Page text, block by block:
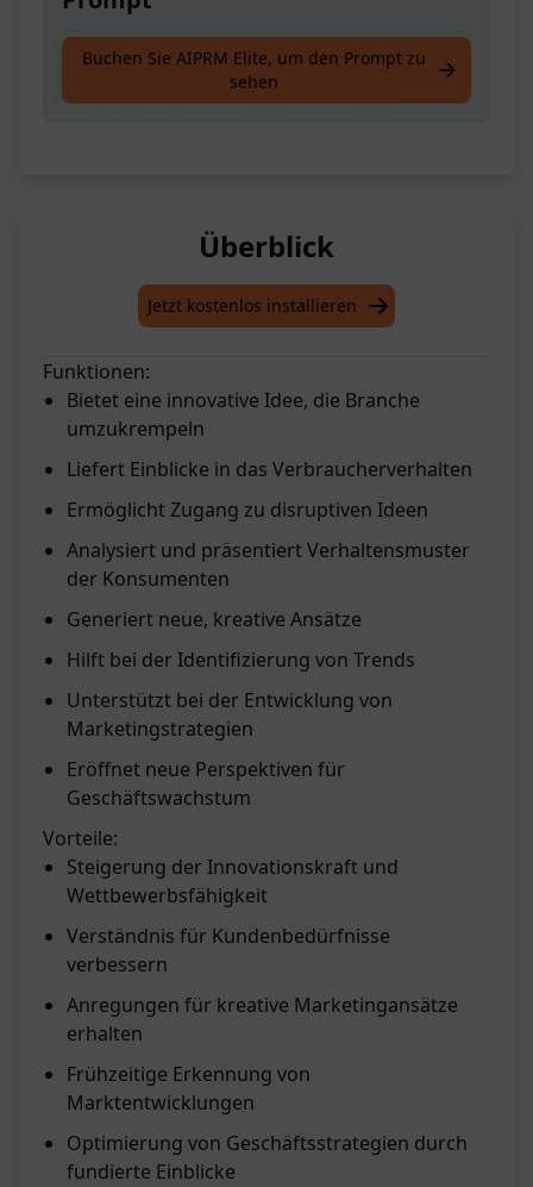
Erhalte 1. Eine innovative Idee und 2.
Einsichten zum Verbraucherverhalten
Buchen Sie AIPRM Elite, um den Prompt zu
sehen
Überblick
Jetzt kostenlos installieren
Funktionen:
Bietet eine innovative Idee, die Branche
umzukrempeln
Liefert Einblicke in das Verbraucherverhalten
Ermöglicht Zugang zu disruptiven Ideen
Analysiert und präsentiert Verhaltensmuster
der Konsumenten
Generiert neue, kreative Ansätze
Hilft bei der Identifizierung von Trends
Unterstützt bei der Entwicklung von
Marketingstrategien
Eröffnet neue Perspektiven für
Geschäftswachstum
Vorteile:
Steigerung der Innovationskraft und
Wettbewerbsfähigkeit
Verständnis für Kundenbedürfnisse
verbessern
Anregungen für kreative Marketingansätze
erhalten
Frühzeitige Erkennung von
Marktentwicklungen
Optimierung von Geschäftsstrategien durch
fundierte Einblicke